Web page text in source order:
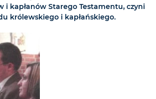
i kapłanów Starego Testamentu, czyni
królewskiego i kapłańskiego.